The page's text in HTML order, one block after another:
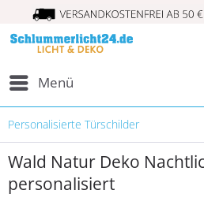
Menü
Personalisierte Türschilder
Wald Natur Deko
personalisiert